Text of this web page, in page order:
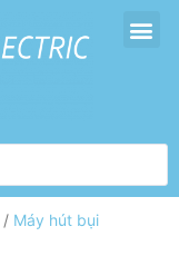
/ Máy hút bụi